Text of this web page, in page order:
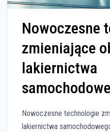
Nowoczesne
zmieniające
lakiernictwa
Nowoczesne technologie
lakiernictwa